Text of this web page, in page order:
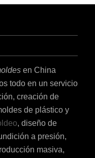
en China
todo en un servicio
creación de
de plástico y
, diseño de
a presión,
masiva,